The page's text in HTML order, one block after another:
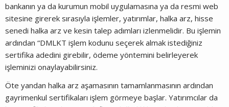
bankanın ya da kurumun mobil uygulamasına ya da resmi web
sitesine girerek sırasıyla işlemler, yatırımlar, halka arz, hisse
senedi halka arz ve kesin talep adımları izlenmelidir. Bu işlemin
ardından “DMLKT işlem kodunu seçerek almak istediğiniz
sertifika adedini girebilir, ödeme yöntemini belirleyerek
işleminizi onaylayabilirsiniz.
Öte yandan halka arz aşamasının tamamlanmasının ardından
gayrimenkul sertifikaları işlem görmeye başlar. Yatırımcılar da